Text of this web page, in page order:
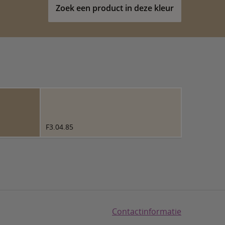
Zoek een product in deze kleur
F3.04.85
Contactinformatie